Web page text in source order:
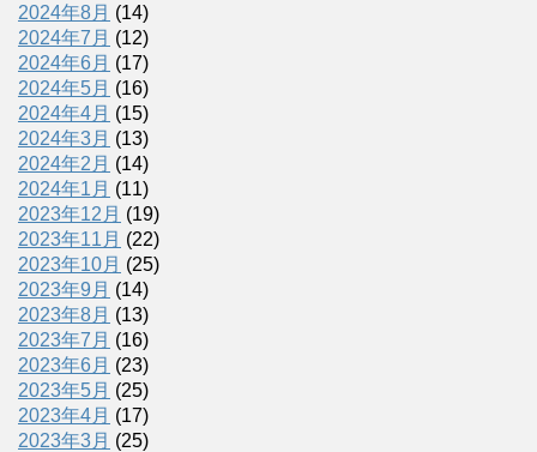
2024年8月 (14)
2024年7月 (12)
2024年6月 (17)
2024年5月 (16)
2024年4月 (15)
2024年3月 (13)
2024年2月 (14)
2024年1月 (11)
2023年12月 (19)
2023年11月 (22)
2023年10月 (25)
2023年9月 (14)
2023年8月 (13)
2023年7月 (16)
2023年6月 (23)
2023年5月 (25)
2023年4月 (17)
2023年3月 (25)